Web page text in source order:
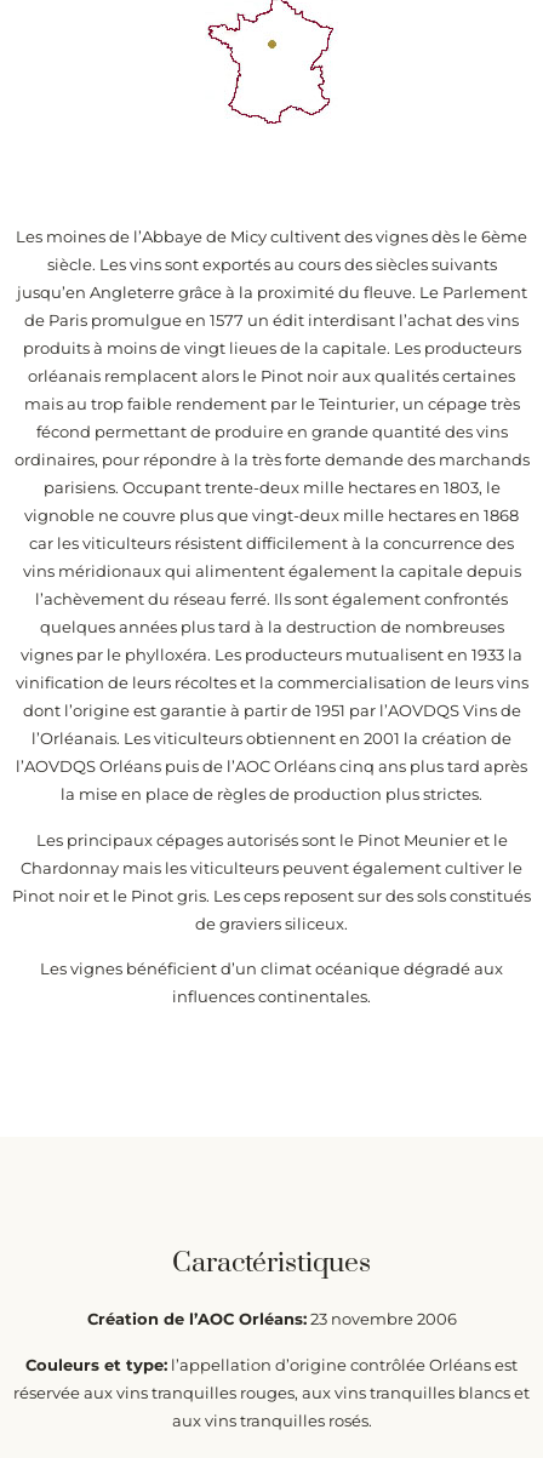
Les moines de l’Abbaye de Micy cultivent des vignes dès le 6ème
siècle. Les vins sont exportés au cours des siècles suivants
jusqu’en Angleterre grâce à la proximité du fleuve. Le Parlement
de Paris promulgue en 1577 un édit interdisant l’achat des vins
produits à moins de vingt lieues de la capitale. Les producteurs
orléanais remplacent alors le Pinot noir aux qualités certaines
mais au trop faible rendement par le Teinturier, un cépage très
fécond permettant de produire en grande quantité des vins
ordinaires, pour répondre à la très forte demande des marchands
parisiens. Occupant trente-deux mille hectares en 1803, le
vignoble ne couvre plus que vingt-deux mille hectares en 1868
car les viticulteurs résistent difficilement à la concurrence des
vins méridionaux qui alimentent également la capitale depuis
l’achèvement du réseau ferré. Ils sont également confrontés
quelques années plus tard à la destruction de nombreuses
vignes par le phylloxéra. Les producteurs mutualisent en 1933 la
vinification de leurs récoltes et la commercialisation de leurs vins
dont l’origine est garantie à partir de 1951 par l’AOVDQS Vins de
l’Orléanais. Les viticulteurs obtiennent en 2001 la création de
l’AOVDQS Orléans puis de l’AOC Orléans cinq ans plus tard après
la mise en place de règles de production plus strictes.
Les principaux cépages autorisés sont le Pinot Meunier et le
Chardonnay mais les viticulteurs peuvent également cultiver le
Pinot noir et le Pinot gris. Les ceps reposent sur des sols constitués
de graviers siliceux.
Les vignes bénéficient d’un climat océanique dégradé aux
influences continentales.
Caractéristiques
Création de l’AOC Orléans:23 novembre 2006
Couleurs et type: l’appellation d’origine contrôlée Orléans est
réservée aux vins tranquilles rouges, aux vins tranquilles blancs et
aux vins tranquilles rosés.